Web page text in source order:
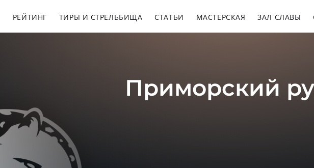
РЕЙТИНГ ТИРЫ И СТРЕЛЬБИЩА СТАТЬИ МАСТЕРСКАЯ ЗАЛ СЛАВЫ
Приморский